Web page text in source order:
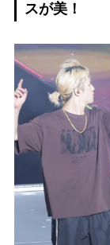
スが美！